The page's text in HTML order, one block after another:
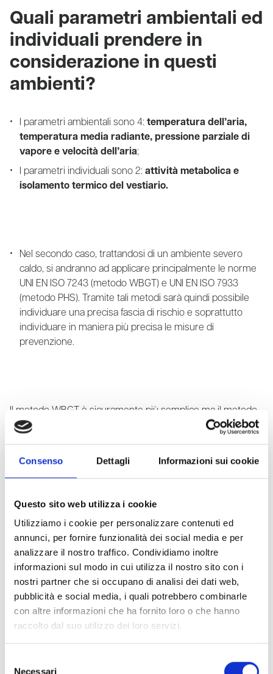
Consenso Dettagli Informazioni sui cookie
Questo sito web utilizza i cookie
Utilizziamo i cookie per personalizzare contenuti ed
annunci, per fornire funzionalità dei social media e per
analizzare il nostro traffico. Condividiamo inoltre
informazioni sul modo in cui utilizza il nostro sito con i
nostri partner che si occupano di analisi dei dati web,
pubblicità e social media, i quali potrebbero combinarle
con altre informazioni che ha fornito loro o che hanno
raccolto dal suo utilizzo dei loro servizi.
Necessari
Quali parametri ambientali ed
individuali prendere in
considerazione in questi
ambienti?
I parametri ambientali sono 4: temperatura dell’aria,
temperatura media radiante, pressione parziale di
vapore e velocità dell’aria;
I parametri individuali sono 2: attività metabolica e
isolamento termico del vestiario.
Nel secondo caso, trattandosi di un ambiente severo
caldo, si andranno ad applicare principalmente le norme
UNI EN ISO 7243 (metodo WBGT) e UNI EN ISO 7933
(metodo PHS). Tramite tali metodi sarà quindi possibile
individuare una precisa fascia di rischio e soprattutto
individuare in maniera più precisa le misure di
prevenzione.
Il metodo WBGT è sicuramente più semplice ma il metodo
PHS risulta preferibile in quanto permette di individuare il
Quali parametri ambientali ed
individuali prendere in
considerazione in questi
ambienti?
Con il metodo PHS gli stessi visti in precedenza.